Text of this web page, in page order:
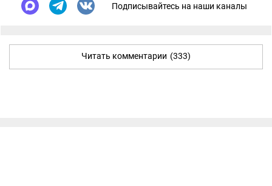
Подписывайтесь на наши каналы
Читать комментарии (333)